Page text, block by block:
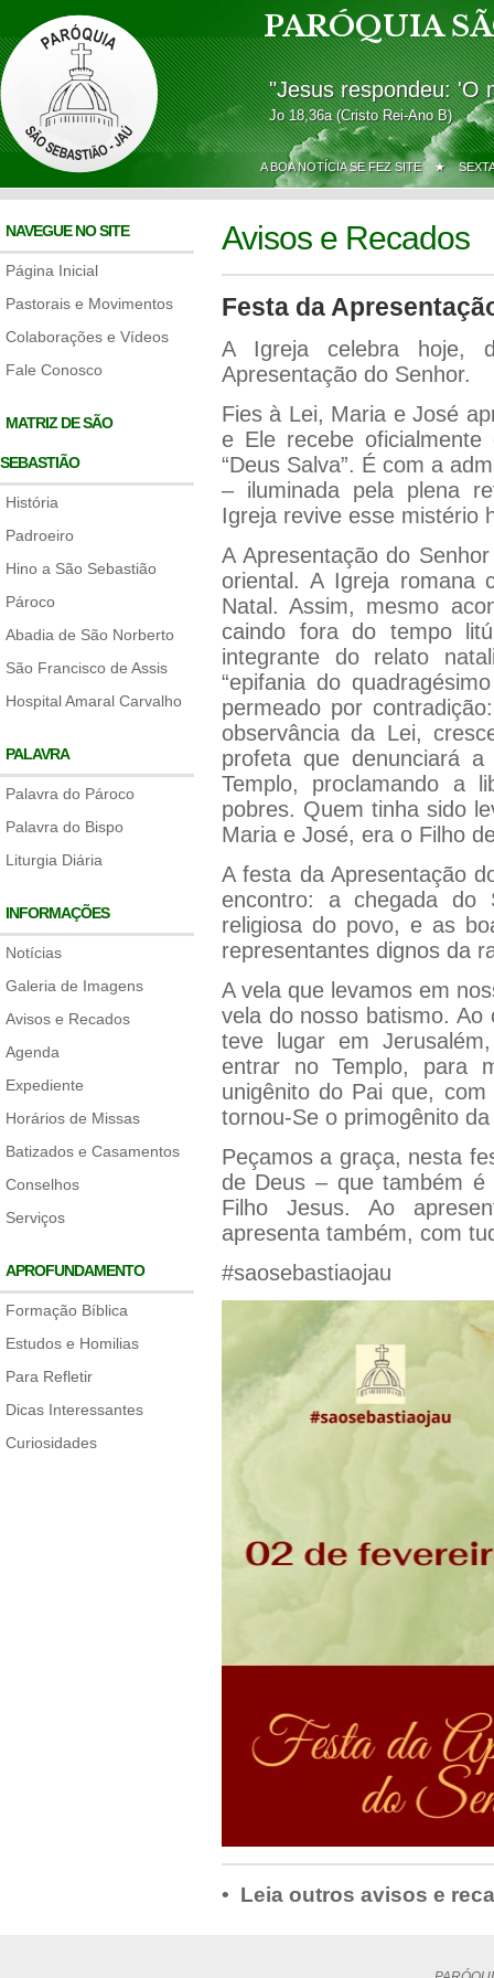
PARÓQUIA
"Jesus respondeu: 'O
Jo 18,36a (Cristo Rei-Ano B)
A BOA NOTÍCIA SE FEZ SITE ★
NAVEGUE NO SITE
Página Inicial
Pastorais e Movimentos
Colaborações e Vídeos
Fale Conosco
MATRIZ DE SÃO
SEBASTIÃO
História
Padroeiro
Hino a São Sebastião
Pároco
Abadia de São Norberto
São Francisco de Assis
Hospital Amaral Carvalho
PALAVRA
Palavra do Pároco
Palavra do Bispo
Liturgia Diária
INFORMAÇÕES
Notícias
Galeria de Imagens
Avisos e Recados
Agenda
Expediente
Horários de Missas
Batizados e Casamentos
Conselhos
Serviços
APROFUNDAMENTO
Formação Bíblica
Estudos e Homilias
Para Refletir
Dicas Interessantes
Curiosidades
Avisos e Recados
Festa da
A Igreja celebra hoje,
Apresentação do Senhor.
Fies à Lei, Maria e José
e Ele recebe
“Deus Salva”. É com a
– iluminada pela plena
Igreja revive esse mistério
A Apresentação do
oriental. A Igreja romana
Natal. Assim, mesmo
caindo fora do tempo
integrante do relato
“epifania do
permeado por
observância da Lei,
profeta que denunciará
Templo, proclamando a
pobres. Quem tinha sido
Maria e José, era o Filho
A festa da Apresentação
encontro: a chegada do
religiosa do povo, e as
representantes dignos da
A vela que levamos em
vela do nosso batismo.
teve lugar em
entrar no Templo, para
unigênito do Pai que,
tornou-Se o primogênito
Peçamos a graça, nesta
de Deus – que também
Filho Jesus. Ao
apresenta também, com
#saosebastiaojau
• Leia outros avisos e